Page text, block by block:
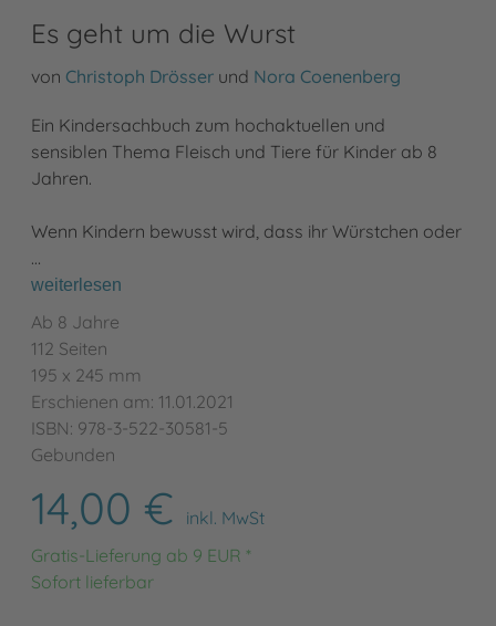
Es geht um die Wurst
von Christoph Drösser und Nora Coenenberg
Ein Kindersachbuch zum hochaktuellen und
sensiblen Thema Fleisch und Tiere für Kinder ab 8
Jahren.
Wenn Kindern bewusst wird, dass ihr Würstchen oder
…
weiterlesen
Ab 8 Jahre
112 Seiten
195 x 245 mm
Erschienen am: 11.01.2021
ISBN: 978-3-522-30581-5
Gebunden
14,00 €
inkl. MwSt
Gratis-Lieferung ab 9 EUR *
Sofort lieferbar